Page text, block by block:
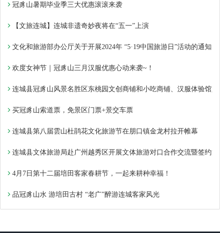
冠豸山暑期毕业季三大优惠滚滚来袭
【文旅连城】连城非遗奇妙夜将在“五一”上演
文化和旅游部办公厅关于开展2024年 “5·19中国旅游日”活动的通知
欢度女神节｜冠豸山三月汉服优惠心动来袭~！
连城县冠豸山风景名胜区东桃园文创商铺和小吃商铺、汉服体验馆
买冠豸山索道票，免景区门票+景交车票
连城县第八届雲山杜鹃花文化旅游节在朋口镇金龙村拉开帷幕
连城县文体旅游局赴广州越秀区开展文体旅游对口合作交流暨签约活
4月7日第十二届培田客家春耕节，一起来耕种幸福！
品冠豸山水 游培田古村 “老广”醉游连城客家风光